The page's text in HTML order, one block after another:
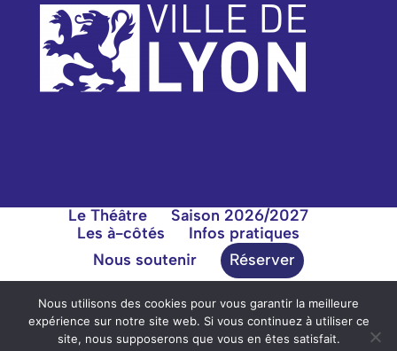
Le Théâtre
Saison 2026/2027
Les à-côtés
Infos pratiques
Nous soutenir
Réserver
Théâtre des Clochards Célestes | 51 rue des Tables
Nous utilisons des cookies pour vous garantir la meilleure
expérience sur notre site web. Si vous continuez à utiliser ce
site, nous supposerons que vous en êtes satisfait.